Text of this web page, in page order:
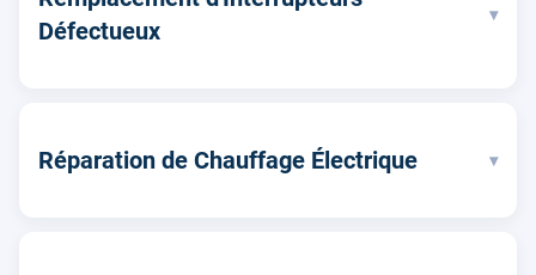
Défectueux
▾
Réparation de Chauffage Électrique ▾